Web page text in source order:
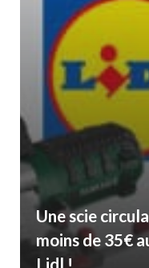
Une scie
moins de 35€
Lidl !